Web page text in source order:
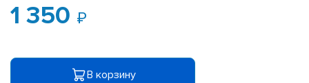
1 350
В корзину